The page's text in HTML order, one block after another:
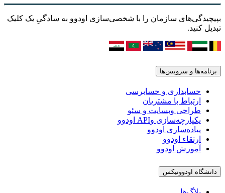
بپیچیدگی‌های سازمان را با شخصی‌سازی اودوو به سادگیِ یک کلیک
تبدیل کنید.
برنامه‌ها و سرویس‌ها
حسابداری و حسابرسی
ارتباط با مشتریان
طراحی وبسایت و سئو
یکپارچه‌سازی وAPI اودوو
پیاده‌سازی اودوو
ارتقاء اودوو
آموزش اودوو
دانشگاه اودوونیکس